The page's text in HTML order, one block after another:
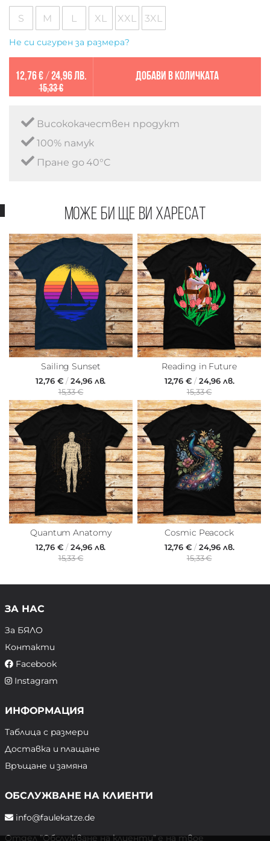
S M L XL XXL 3XL
Не си сигурен за размера?
12,76 €/ 24,96 лв.
15,33 €
Добави в количката
Висококачествен продукт
100% памук
Пране до 40°C
Може би ще ви харесат
Sailing Sunset
12,76 € /24,96 лв.
15,33 €
Reading in Future
12,76 €/24,96 лв.
15,33 €
Quantum Anatomy
12,76 € /24,96 лв.
15,33 €
Cosmic Peacock
12,76 €/24,96 лв.
15,33 €
ЗА НАС
За БЯЛО
Контакти
Facebook
Instagram
ИНФОРМАЦИЯ
Таблица с размери
Доставка и плащане
Връщане и замяна
ОБСЛУЖВАНЕ НА КЛИЕНТИ
info@faulekatze.de
Отдел "Обслужване на клиенти" е на твое